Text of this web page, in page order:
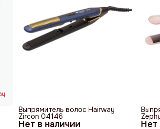
Нет в наличии
Выпрямитель волос Hairway
Zircon 04146
Нет